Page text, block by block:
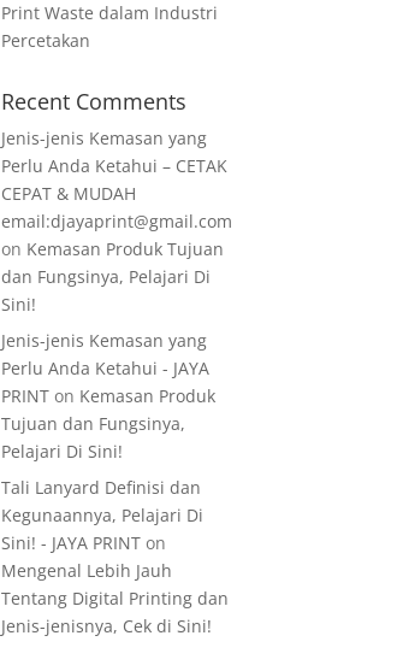
Print Waste dalam Industri
Percetakan
Recent Comments
Jenis-jenis Kemasan yang
Perlu Anda Ketahui – CETAK
CEPAT & MUDAH
email:djayaprint@gmail.com
on Kemasan Produk Tujuan
dan Fungsinya, Pelajari Di
Sini!
Jenis-jenis Kemasan yang
Perlu Anda Ketahui - JAYA
PRINT on Kemasan Produk
Tujuan dan Fungsinya,
Pelajari Di Sini!
Tali Lanyard Definisi dan
Kegunaannya, Pelajari Di
Sini! - JAYA PRINT on
Mengenal Lebih Jauh
Tentang Digital Printing dan
Jenis-jenisnya, Cek di Sini!